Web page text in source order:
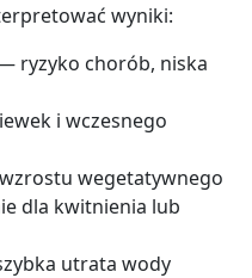
wyniki:
ryzyko chorób, niska
i wczesnego
wegetatywnego
dla kwitnienia lub
utrata wody